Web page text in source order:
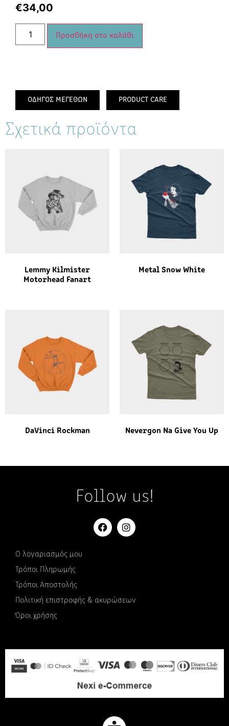
€34,00
Προσθήκη στο καλάθι
ΟΔΗΓΟΣ ΜΕΓΕΘΩΝ PRODUCT CARE
Σχετικά προϊόντα
Lemmy Kilmister
Motorhead Fanart
Metal Snow White
DaVinci Rockman Nevergon Na Give You Up
Follow us!
Ο λογαριασμός μου
Τρόποι Πληρωμής
Τρόποι Αποστολής
Πολιτική επιστροφής & ακυρώσεων
Όροι χρήσης